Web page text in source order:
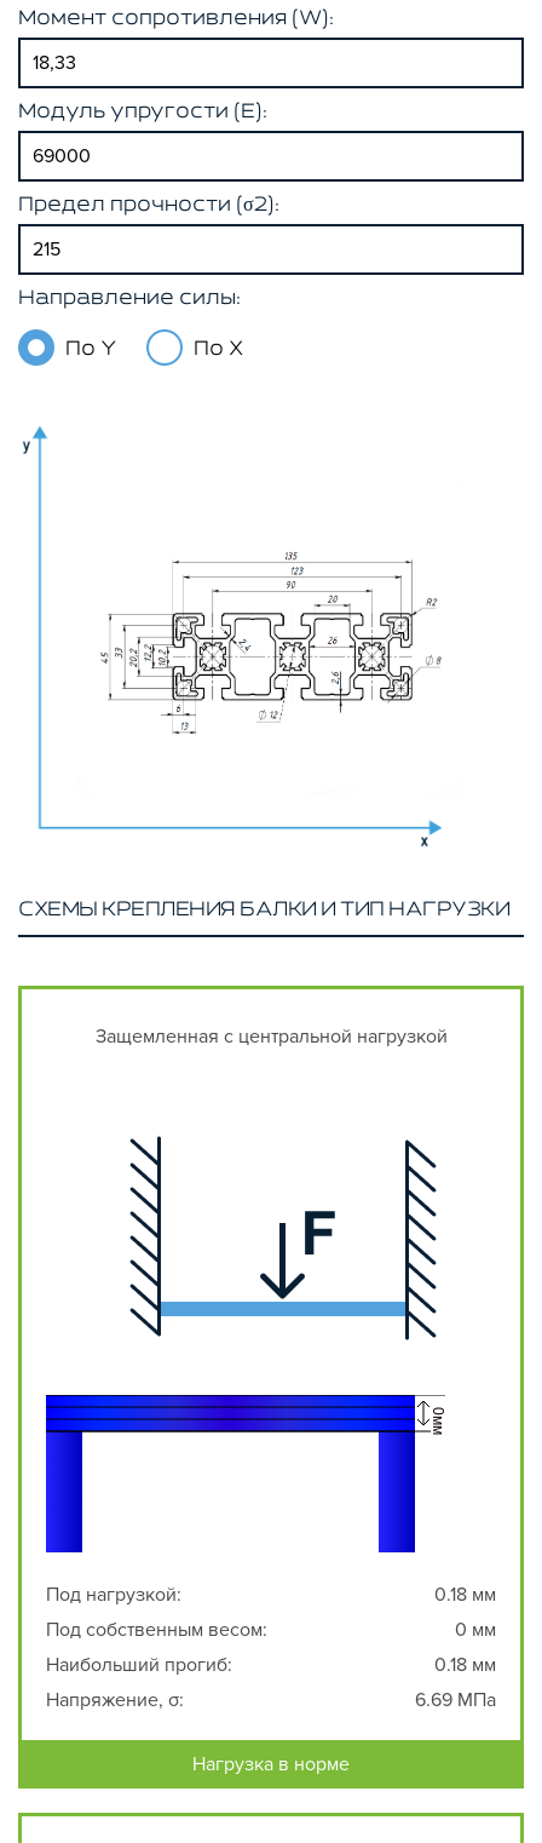
Момент сопротивления (W):
Модуль упругости (E):
Предел прочности (σ2):
Направление силы:
По Y По X
СХЕМЫ КРЕПЛЕНИЯ БАЛКИ И ТИП НАГРУЗКИ
Защемленная с центральной нагрузкой
Под нагрузкой:
0.18 мм
Под собственным весом:
0 мм
Наибольший прогиб:
0.18 мм
Напряжение, σ:
6.69 МПа
Нагрузка в норме